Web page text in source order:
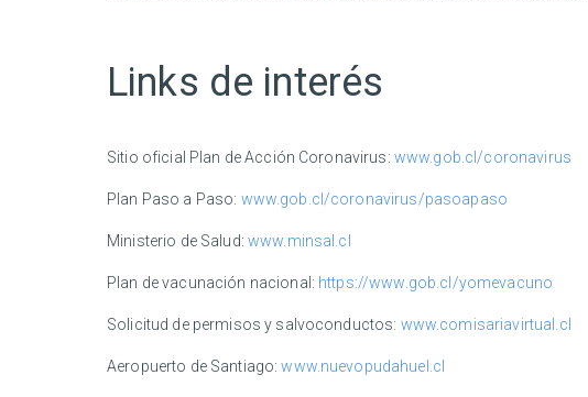
Links de interés
Sitio oficial Plan de Acción Coronavirus: www.gob.cl/coronavirus
Plan Paso a Paso: www.gob.cl/coronavirus/pasoapaso
Ministerio de Salud: www.minsal.cl
Plan de vacunación nacional: https://www.gob.cl/yomevacuno
Solicitud de permisos y salvoconductos: www.comisariavirtual.cl
Aeropuerto de Santiago:www.nuevopudahuel.cl